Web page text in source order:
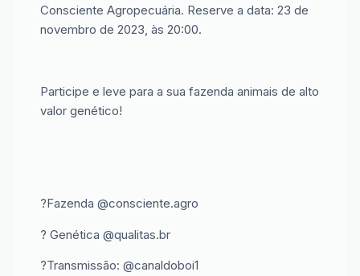
Consciente Agropecuária. Reserve a data: 23 de
novembro de 2023, às 20:00.
Participe e leve para a sua fazenda animais de alto
valor genético!
?Fazenda @consciente.agro
? Genética @qualitas.br
?Transmissão: @canaldoboi1